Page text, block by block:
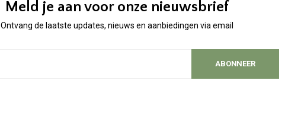
Meld je aan voor onze nieuwsbrief
Ontvang de laatste updates, nieuws en aanbiedingen via email
ABONNEER